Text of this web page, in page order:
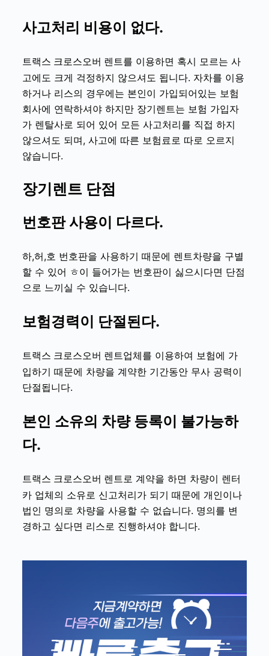
사고처리 비용이 없다.
트랙스 크로스오버 렌트를 이용하면 혹시 모르는 사
고에도 크게 걱정하지 않으셔도 됩니다. 자차를 이용
하거나 리스의 경우에는 본인이 가입되어있는 보험
회사에 연락하셔야 하지만 장기렌트는 보험 가입자
가 렌탈사로 되어 있어 모든 사고처리를 직접 하지
않으셔도 되며, 사고에 따른 보험료로 따로 오르지
않습니다.
장기렌트 단점
번호판 사용이 다르다.
하,허,호 번호판을 사용하기 때문에 렌트차량을 구별
할 수 있어 ㅎ이 들어가는 번호판이 싫으시다면 단점
으로 느끼실 수 있습니다.
보험경력이 단절된다.
트랙스 크로스오버 렌트업체를 이용하여 보험에 가
입하기 때문에 차량을 계약한 기간동안 무사 공력이
단절됩니다.
본인 소유의 차량 등록이 불가능하
다.
트랙스 크로스오버 렌트로 계약을 하면 차량이 렌터
카 업체의 소유로 신고처리가 되기 때문에 개인이나
법인 명의로 차량을 사용할 수 없습니다. 명의를 변
경하고 싶다면 리스로 진행하셔야 합니다.